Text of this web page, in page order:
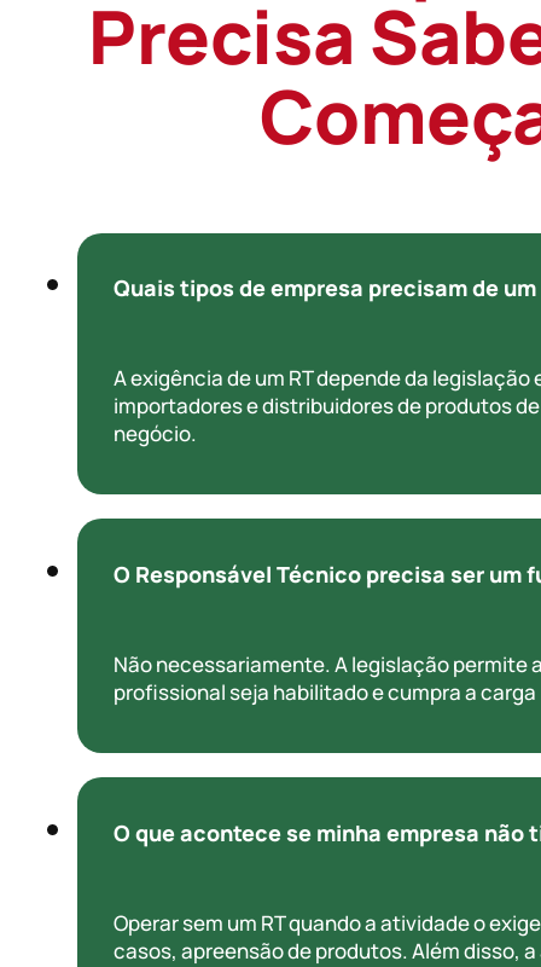
Precisa
Quais tipos de empresa precisam de
A exigência de um RT depende da
importadores e distribuidores de produtos
negócio.
O Responsável Técnico precisa ser um
Não necessariamente. A legislação permite
profissional seja habilitado e cumpra a
O que acontece se minha empresa não
Operar sem um RT quando a atividade o
casos, apreensão de produtos. Além disso,